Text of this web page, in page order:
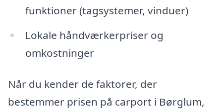
funktioner (tagsystemer, vinduer)
Lokale håndværkerpriser og
omkostninger
Når du kender de faktorer, der
bestemmer prisen på carport i Børglum,